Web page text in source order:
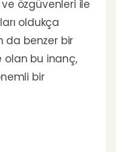
özgüvenleri ile
oldukça
da benzer bir
olan bu inanç,
bir